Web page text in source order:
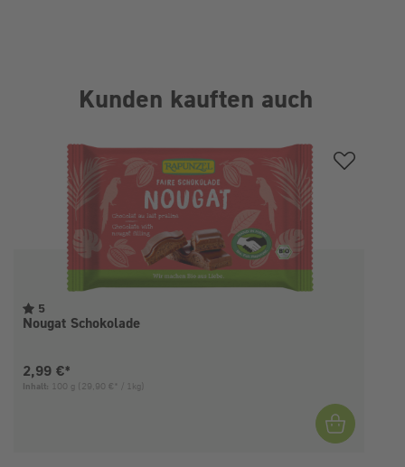
Kunden kauften auch
5
Nougat Schokolade
Aktueller Preis:
2,99 €*
Inhalt: 100 g (29,90 €* / 1kg)